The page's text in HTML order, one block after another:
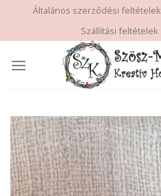
content
Általános szerződési feltételek
Szállítási feltételek